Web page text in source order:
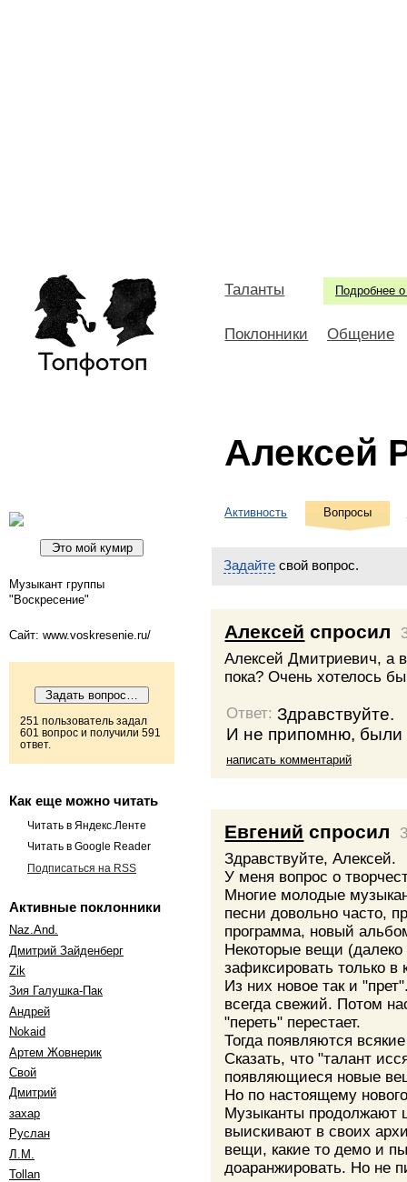
Подробнее о
Таланты
Поклонники Общение
Алексей
Музыкант группы
"Воскресение"
Сайт: www.voskresenie.ru/
251 пользователь задал
601 вопрос и получили 591
ответ.
Как еще можно читать
Читать в Яндекс.Ленте
Читать в Google Reader
Подписаться на RSS
Активные поклонники
Naz.And.
Дмитрий Зайденберг
Zik
Зия Галушка-Пак
Андрей
Nokaid
Артем Жовнерик
Свой
Дмитрий
захар
Руслан
Л.М.
Tollan
Активность Вопросы
Задайте свой вопрос.
Алексей спросил
Алексей Дмитриевич, а
пока? Очень хотелось
Ответ:Здравствуйте.
И не припомню, были
написать комментарий
Евгений спросил
Здравствуйте, Алексей.
У меня вопрос о
Многие молодые
песни довольно часто,
программа, новый
Некоторые вещи
зафиксировать только
Из них новое так и
всегда свежий. Потом
"переть" перестает.
Тогда появляются
Сказать, что "талант
появляющиеся новые
Но по настоящему
Музыканты продолжают
выискивают в своих
вещи, какие то демо и
доаранжировать. Но не